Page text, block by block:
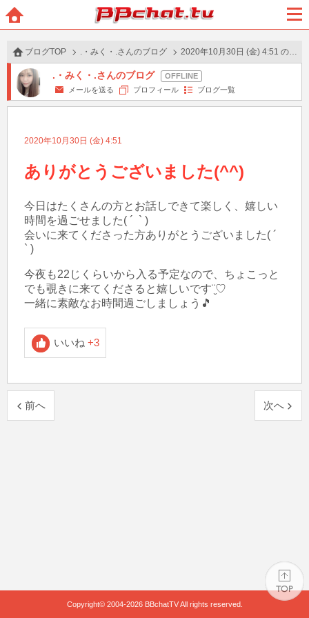
BBchatTV
ュー
ブログTOP .・みく・.さんのブログ 2020年10月30日 (金) 4:51 の投稿
.・みく・.さんのブログ
メールを送る プロフィール ブログ一覧
2020年10月30日 (金) 4:51
ありがとうございました(^^)
今日はたくさんの方とお話しできて楽しく、嬉しい
時間を過ごせました( ´  ` )
会いに来てくださった方ありがとうございました( ´
` )
今夜も22じくらいから入る予定なので、ちょこっと
でも覗きに来てくださると嬉しいです¨̮♡︎
一緒に素敵なお時間過ごしましょう🎵
いいね +3
前へ 次へ
Copyright© 2004-2026 BBchatTVAll rights reserved.